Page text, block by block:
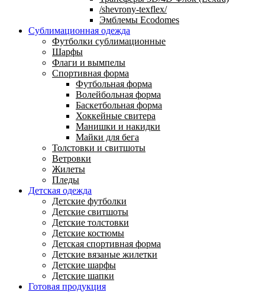
/shevrony-texflex/
Эмблемы Ecodomes
Сублимационная одежда
Футболки сублимационные
Шарфы
Флаги и вымпелы
Спортивная форма
Футбольная форма
Волейбольная форма
Баскетбольная форма
Хоккейные свитера
Манишки и накидки
Майки для бега
Толстовки и свитшоты
Ветровки
Жилеты
Пледы
Детская одежда
Детские футболки
Детские свитшоты
Детские толстовки
Детские костюмы
Детская спортивная форма
Детские вязаные жилетки
Детские шарфы
Детские шапки
Готовая продукция